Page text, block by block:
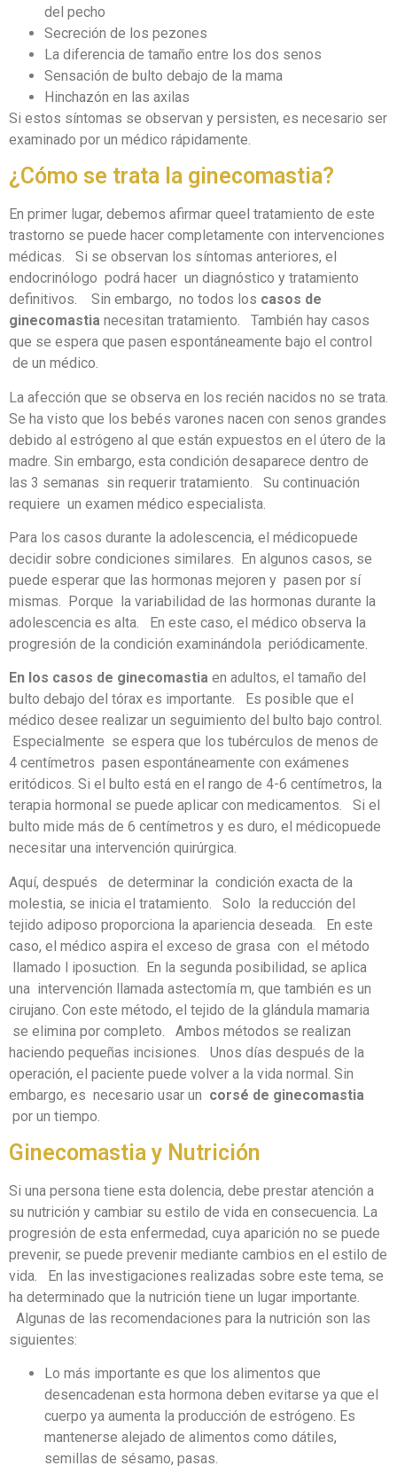
del pecho
Secreción de los pezones
La diferencia de tamaño entre los dos senos
Sensación de bulto debajo de la mama
Hinchazón en las axilas
Si estos síntomas se observan y persisten, es necesario ser
examinado por un médico rápidamente.
¿Cómo se trata la ginecomastia?
En primer lugar, debemos afirmar queel tratamiento de este
trastorno se puede hacer completamente con intervenciones
médicas. Si se observan los síntomas anteriores, el
endocrinólogo podrá hacer un diagnóstico y tratamiento
definitivos. Sin embargo, no todos los casos de
ginecomastia necesitan tratamiento. También hay casos
que se espera que pasen espontáneamente bajo el control
de un médico.
La afección que se observa en los recién nacidos no se trata.
Se ha visto que los bebés varones nacen con senos grandes
debido al estrógeno al que están expuestos en el útero de la
madre. Sin embargo, esta condición desaparece dentro de
las 3 semanas sin requerir tratamiento. Su continuación
requiere un examen médico especialista.
Para los casos durante la adolescencia, el médicopuede
decidir sobre condiciones similares. En algunos casos, se
puede esperar que las hormonas mejoren y pasen por sí
mismas. Porque la variabilidad de las hormonas durante la
adolescencia es alta. En este caso, el médico observa la
progresión de la condición examinándola periódicamente.
En los casos de ginecomastia en adultos, el tamaño del
bulto debajo del tórax es importante. Es posible que el
médico desee realizar un seguimiento del bulto bajo control.
Especialmente se espera que los tubérculos de menos de
4 centímetros pasen espontáneamente con exámenes
eritódicos. Si el bulto está en el rango de 4-6 centímetros, la
terapia hormonal se puede aplicar con medicamentos. Si el
bulto mide más de 6 centímetros y es duro, el médicopuede
necesitar una intervención quirúrgica.
Aquí, después de determinar la condición exacta de la
molestia, se inicia el tratamiento. Solo la reducción del
tejido adiposo proporciona la apariencia deseada. En este
caso, el médico aspira el exceso de grasa con el método
llamado l iposuction. En la segunda posibilidad, se aplica
una intervención llamada astectomía m, que también es un
cirujano. Con este método, el tejido de la glándula mamaria
se elimina por completo. Ambos métodos se realizan
haciendo pequeñas incisiones. Unos días después de la
operación, el paciente puede volver a la vida normal. Sin
embargo, es necesario usar un corsé de ginecomastia
por un tiempo.
Ginecomastia y Nutrición
Si una persona tiene esta dolencia, debe prestar atención a
su nutrición y cambiar su estilo de vida en consecuencia. La
progresión de esta enfermedad, cuya aparición no se puede
prevenir, se puede prevenir mediante cambios en el estilo de
vida. En las investigaciones realizadas sobre este tema, se
ha determinado que la nutrición tiene un lugar importante.
Algunas de las recomendaciones para la nutrición son las
siguientes:
Lo más importante es que los alimentos que
desencadenan esta hormona deben evitarse ya que el
cuerpo ya aumenta la producción de estrógeno. Es
mantenerse alejado de alimentos como dátiles,
semillas de sésamo, pasas.